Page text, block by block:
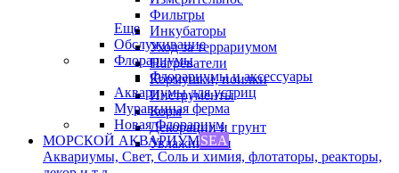
Фильтры
Инкубаторы
Уход за террариумом
Нагреватели
Кормушки, поилки
Инструменты
Корм
Декорации и грунт
Увлажнители
Еще
Обслуживание
Флорариумы
Флорариумы и аксессуары
Аквариумы для устриц
Муравьиная ферма
Новая Флорариум
МОРСКОЙ АКВАРИУМSEA
Аквариумы, Свет, Соль и химия, флотаторы, реакторы,